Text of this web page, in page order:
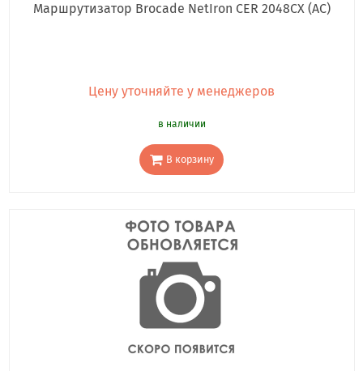
Маршрутизатор Brocade NetIron CER 2048CX (AC)
Цену уточняйте у менеджеров
в наличии
В корзину